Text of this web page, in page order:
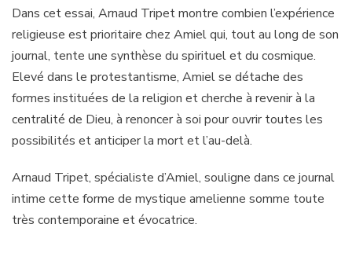
Dans cet essai, Arnaud Tripet montre combien l’expérience
religieuse est prioritaire chez Amiel qui, tout au long de son
journal, tente une synthèse du spirituel et du cosmique.
Elevé dans le protestantisme, Amiel se détache des
formes instituées de la religion et cherche à revenir à la
centralité de Dieu, à renoncer à soi pour ouvrir toutes les
possibilités et anticiper la mort et l’au-delà.
Arnaud Tripet, spécialiste d’Amiel, souligne dans ce journal
intime cette forme de mystique amelienne somme toute
très contemporaine et évocatrice.